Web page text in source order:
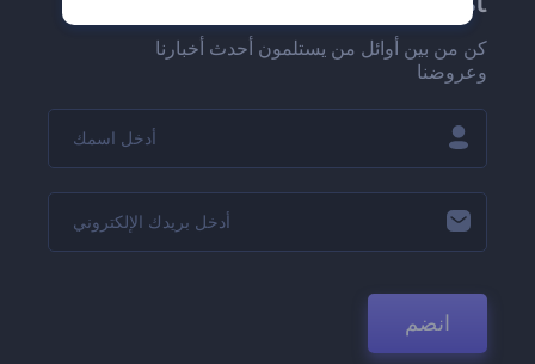
كن من بين أوائل من يستلمون أحدث أخبارنا
وعروضنا
انضم